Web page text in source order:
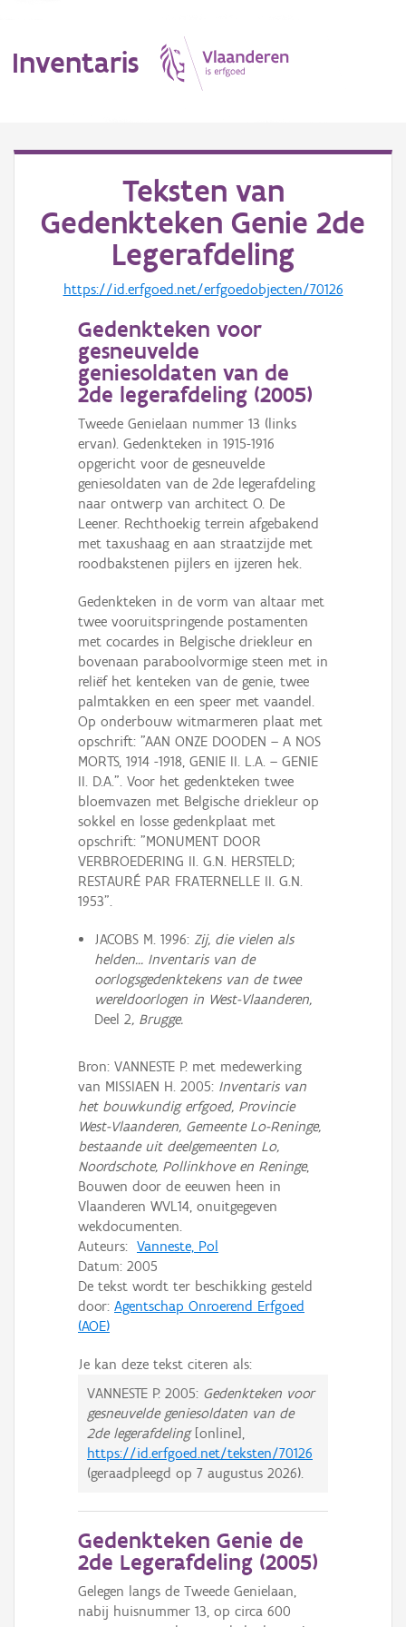
Inventaris
Erfgoedobject
Waarneming
Gebeurtenis
Persoon of collectief
Teksten van
Gedenkteken Genie 2de
Legerafdeling
https://id.erfgoed.net/erfgoedobjecten/70126
Gedenkteken voor
gesneuvelde
geniesoldaten van de
2de legerafdeling (2005)
Tweede Genielaan nummer 13 (links
ervan). Gedenkteken in 1915-1916
opgericht voor de gesneuvelde
geniesoldaten van de 2de legerafdeling
naar ontwerp van architect O. De
Leener. Rechthoekig terrein afgebakend
met taxushaag en aan straatzijde met
roodbakstenen pijlers en ijzeren hek.
Gedenkteken in de vorm van altaar met
twee vooruitspringende postamenten
met cocardes in Belgische driekleur en
bovenaan paraboolvormige steen met in
reliëf het kenteken van de genie, twee
palmtakken en een speer met vaandel.
Op onderbouw witmarmeren plaat met
opschrift: "AAN ONZE DOODEN – A NOS
MORTS, 1914 -1918, GENIE II. L.A. – GENIE
II. D.A.". Voor het gedenkteken twee
bloemvazen met Belgische driekleur op
sokkel en losse gedenkplaat met
opschrift: "MONUMENT DOOR
VERBROEDERING II. G.N. HERSTELD;
RESTAURÉ PAR FRATERNELLE II. G.N.
1953".
JACOBS M. 1996: Zij, die vielen als
helden... Inventaris van de
oorlogsgedenktekens van de twee
wereldoorlogen in West-Vlaanderen,
Deel 2, Brugge.
Bron: VANNESTE P. met medewerking
van MISSIAEN H. 2005: Inventaris van
het bouwkundig erfgoed, Provincie
West-Vlaanderen, Gemeente Lo-Reninge,
bestaande uit deelgemeenten Lo,
Noordschote, Pollinkhove en Reninge,
Bouwen door de eeuwen heen in
Vlaanderen WVL14, onuitgegeven
wekdocumenten.
Auteurs: Vanneste, Pol
Datum: 2005
De tekst wordt ter beschikking gesteld
door: Agentschap Onroerend Erfgoed
(AOE)
Je kan deze tekst citeren als:
VANNESTE P. 2005: Gedenkteken voor
gesneuvelde geniesoldaten van de
2de legerafdeling[online],
https://id.erfgoed.net/teksten/70126
(geraadpleegd op 7 augustus 2026).
Gedenkteken Genie de
2de Legerafdeling (2005)
Gelegen langs de Tweede Genielaan,
nabij huisnummer 13, op circa 600